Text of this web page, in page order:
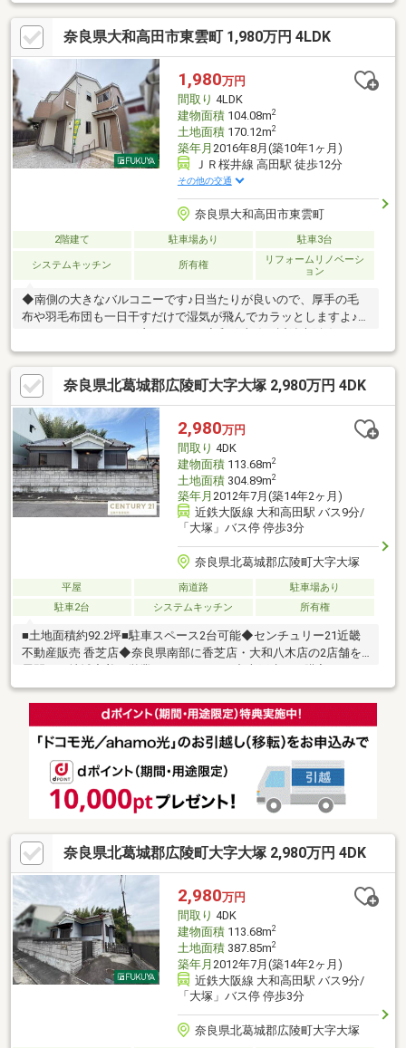
件も同時に紹介・案内可能です。 併せて内覧を希望される際は、
物件名を担当者までお申し付け下さい。
奈良県大和高田市東雲町 1,980万円 4LDK
1,980万円
間取り 4LDK
建物面積104.08m2
土地面積170.12m2
築年月 2016年8月(築10年1ヶ月)
ＪＲ桜井線 高田駅 徒歩12分
その他の交通
奈良県大和高田市東雲町
2階建て 駐車場あり 駐車3台
システムキッチン 所有権
リフォームリノベーシ
ョン
◆南側の大きなバルコニーです♪日当たりが良いので、厚手の毛
布や羽毛布団も一日干すだけで湿気が飛んでカラッとしますよ♪ガ
ーデニングをするのも良いですね♪◆和歌山線・近鉄大阪線の２
沿線利用可！通勤・通学に便利です！◆家族で車に乗る方に！駐
車場は３台分あります！【リフォーム内容】全室クロス張替、洗
面入替、畳表替、襖・障子貼替、バルコニー防水工事※駐車台数
は車種による【物件の特徴】陽当り良好、南向き、和室、２階
建、山が見える、駐車３台以上可、２沿線以上利用可、土地50坪
以上、内外装リフォーム、内装リフォーム、システムキッチン、
ＬＤＫ１５畳以上、シャワー付洗面化粧台
奈良県北葛城郡広陵町大字大塚 2,980万円 4DK
2,980万円
間取り 4DK
建物面積113.68m2
土地面積304.89m2
築年月 2012年7月(築14年2ヶ月)
近鉄大阪線 大和高田駅 バス9分/
「大塚」バス停 停歩3分
奈良県北葛城郡広陵町大字大塚
平屋 南道路
駐車場あり
駐車2台
システムキッチン 所有権
■土地面積約92.2坪■駐車スペース2台可能◆センチュリー21近畿
不動産販売 香芝店◆奈良県南部に香芝店・大和八木店の2店舗を
せて、リフォームのご相談やお見積り、プランニングにも対応
し、ご入居後の暮らしに合わせた住まいづくりをサポートいたし
ます。センチュリー21のネットワークと情報力を活かし、ご購入
後のアフターサービスまで安心して進めていただけるようサポー
ご相談ください◆
奈良県北葛城郡広陵町大字大塚 2,980万円 4DK
2,980万円
間取り 4DK
建物面積113.68m2
土地面積387.85m2
築年月 2012年7月(築14年2ヶ月)
近鉄大阪線 大和高田駅 バス9分/
「大塚」バス停 停歩3分
奈良県北葛城郡広陵町大字大塚